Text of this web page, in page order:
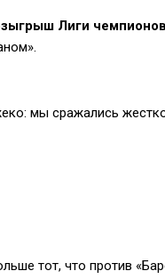
Лиги
мы сражались
тот, что против